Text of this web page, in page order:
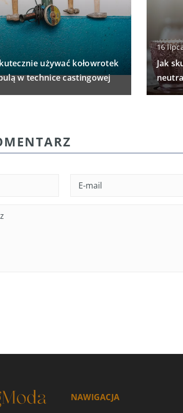
używać kołowrotek
w technice castingowej
16
Jak
NAWIGACJA